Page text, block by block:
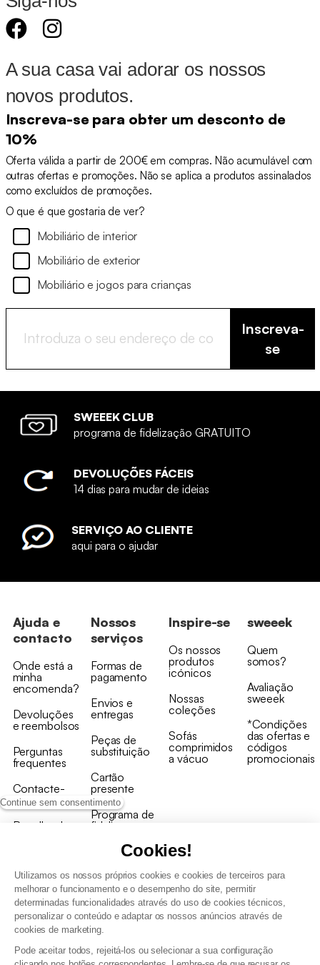
Continue sem consentimento
Cookies!
Utilizamos os nossos próprios cookies e cookies de terceiros para
melhorar o funcionamento e o desempenho do site, permitir
determinadas funcionalidades através do uso de cookies técnicos,
personalizar o conteúdo e adaptar os nossos anúncios através de
cookies de marketing.
Pode aceitar todos, rejeitá-los ou selecionar a sua configuração
A sua casa vai adorar os nossos
novos produtos.
Inscreva-se para obter um desconto de
10%
Oferta válida a partir de 200€ em compras. Não acumulável com
outras ofertas e promoções. Não se aplica a produtos assinalados
como excluídos de promoções.
O que é que gostaria de ver?
Mobiliário de interior
Mobiliário de exterior
Mobiliário e jogos para crianças
Inscreva-
se
SWEEEK CLUB
programa de fidelização GRATUITO
DEVOLUÇÕES FÁCEIS
14 dias para mudar de ideias
SERVIÇO AO CLIENTE
aqui para o ajudar
Ajuda e
contacto
Onde está a
minha
encomenda?
Devoluções
e reembolsos
Perguntas
frequentes
Contacte-
nos
Recolha de
Nossos
serviços
Formas de
pagamento
Envios e
entregas
Peças de
substituição
Cartão
presente
Programa de
fidelizaçao
Inspire-se
Os nossos
produtos
icónicos
Nossas
coleções
Sofás
comprimidos
a vácuo
sweeek
Quem
somos?
Avaliação
sweeek
*Condições
das ofertas e
códigos
promocionais
Termos e Condições Gerais de Venda e Aviso Legal
Gestão de dados pessoais e política de cookies